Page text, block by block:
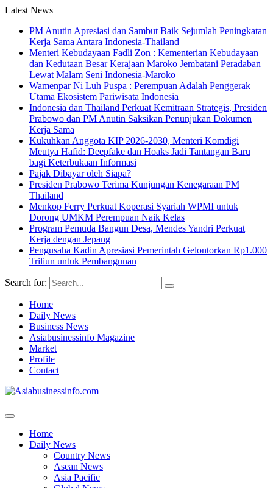
Latest News
PM Anutin Apresiasi dan Sambut Baik Sejumlah Peningkatan
Kerja Sama Antara Indonesia-Thailand
Menteri Kebudayaan Fadli Zon : Kementerian Kebudayaan
dan Kedutaan Besar Kerajaan Maroko Jembatani Peradaban
Lewat Malam Seni Indonesia-Maroko
Wamenpar Ni Luh Puspa : Perempuan Adalah Penggerak
Utama Ekosistem Pariwisata Indonesia
Indonesia dan Thailand Perkuat Kemitraan Strategis, Presiden
Prabowo dan PM Anutin Saksikan Penunjukan Dokumen
Kerja Sama
Kukuhkan Anggota KIP 2026-2030, Menteri Komdigi
Meutya Hafid: Deepfake dan Hoaks Jadi Tantangan Baru
bagi Keterbukaan Informasi
Pajak Dibayar oleh Siapa?
Presiden Prabowo Terima Kunjungan Kenegaraan PM
Thailand
Menkop Ferry Perkuat Koperasi Syariah WPMI untuk
Dorong UMKM Perempuan Naik Kelas
Program Pemuda Bangun Desa, Mendes Yandri Perkuat
Kerja dengan Jepang
Pengusaha Kadin Apresiasi Pemerintah Gelontorkan Rp1.000
Triliun untuk Pembangunan
Search for:
Home
Daily News
Business News
Asiabusinessinfo Magazine
Market
Profile
Contact
Home
Daily News
Country News
Asean News
Asia Pacific